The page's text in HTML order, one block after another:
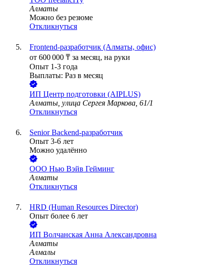
Алматы
Можно без резюме
Откликнуться
Frontend-разработчик (Алматы, офис)
от 600 000 ₸ за месяц, на руки
Опыт 1-3 года
Выплаты: Раз в месяц
ИП Центр подготовки (AIPLUS)
Алматы, улица Сергея Маркова, 61/1
Откликнуться
Senior Backend-разработчик
Опыт 3-6 лет
Можно удалённо
ООО Нью Вэйв Гейминг
Алматы
Откликнуться
HRD (Human Resources Director)
Опыт более 6 лет
ИП Волчанская Анна Александровна
Алматы
Алмалы
Откликнуться